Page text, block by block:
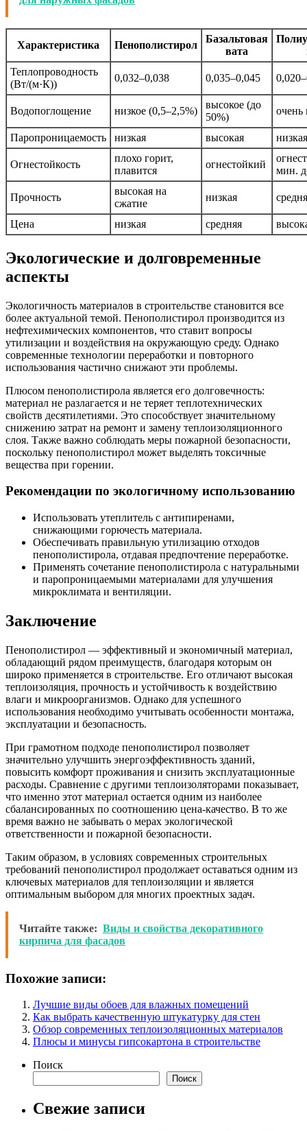
Характеристика Пенополистирол
Базальтовая
вата
Теплопроводность
(Вт/(м·К))
0,032–0,038 0,035–0,045
Водопоглощение низкое (0,5–2,5%)
высокое (до
50%)
очень
Паропроницаемость низкая высокая низкая
Огнестойкость
плохо горит,
плавится
огнестойкий
мин.
Прочность
высокая на
сжатие
низкая
Цена низкая средняя
Экологические и долговременные
аспекты
Экологичность материалов в строительстве становится все
более актуальной темой. Пенополистирол производится из
нефтехимических компонентов, что ставит вопросы
утилизации и воздействия на окружающую среду. Однако
современные технологии переработки и повторного
использования частично снижают эти проблемы.
Плюсом пенополистирола является его долговечность:
материал не разлагается и не теряет теплотехнических
свойств десятилетиями. Это способствует значительному
снижению затрат на ремонт и замену теплоизоляционного
слоя. Также важно соблюдать меры пожарной безопасности,
поскольку пенополистирол может выделять токсичные
вещества при горении.
Рекомендации по экологичному использованию
Использовать утеплитель с антипиренами,
снижающими горючесть материала.
Обеспечивать правильную утилизацию отходов
пенополистирола, отдавая предпочтение переработке.
Применять сочетание пенополистирола с натуральными
и паропроницаемыми материалами для улучшения
микроклимата и вентиляции.
Заключение
Пенополистирол — эффективный и экономичный материал,
обладающий рядом преимуществ, благодаря которым он
широко применяется в строительстве. Его отличают высокая
теплоизоляция, прочность и устойчивость к воздействию
влаги и микроорганизмов. Однако для успешного
использования необходимо учитывать особенности монтажа,
эксплуатации и безопасность.
При грамотном подходе пенополистирол позволяет
значительно улучшить энергоэффективность зданий,
повысить комфорт проживания и снизить эксплуатационные
расходы. Сравнение с другими теплоизоляторами показывает,
что именно этот материал остается одним из наиболее
сбалансированных по соотношению цена-качество. В то же
время важно не забывать о мерах экологической
ответственности и пожарной безопасности.
Таким образом, в условиях современных строительных
требований пенополистирол продолжает оставаться одним из
ключевых материалов для теплоизоляции и является
оптимальным выбором для многих проектных задач.
Читайте также: Виды и свойства декоративного
кирпича для фасадов
Похожие записи:
Лучшие виды обоев для влажных помещений
Как выбрать качественную штукатурку для стен
Обзор современных теплоизоляционных материалов
Плюсы и минусы гипсокартона в строительстве
Поиск
Поиск
Свежие записи